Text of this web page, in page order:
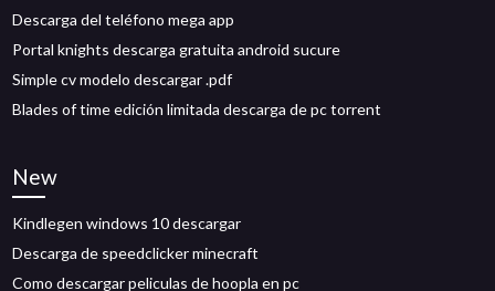
Descarga del teléfono mega app
Portal knights descarga gratuita android sucure
Simple cv modelo descargar .pdf
Blades of time edición limitada descarga de pc torrent
New
Kindlegen windows 10 descargar
Descarga de speedclicker minecraft
Como descargar peliculas de hoopla en pc